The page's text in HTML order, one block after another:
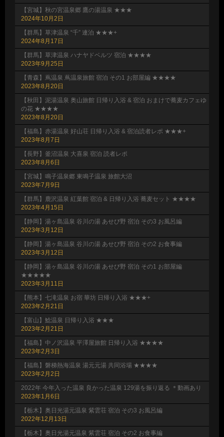
【宮城】秋の宮温泉郷 鷹の湯温泉 ★★★
2024年10月2日
【群馬】草津温泉 “千” 連泊 ★★★+
2024年8月17日
【群馬】草津温泉 ハナヤドベルツ 宿泊 ★★★★
2023年9月25日
【青森】蔦温泉 蔦温泉旅館 宿泊 その1 お部屋編 ★★★★
2023年8月20日
【秋田】泥湯温泉 奥山旅館 日帰り入浴 & 宿泊 おまけで蕎麦カフェゆ
の花 ★★★★
2023年8月20日
【福島】赤湯温泉 好山荘 日帰り入浴 & 宿泊読者レポ ★★★+
2023年8月7日
【長野】釜沼温泉 大喜泉 宿泊 読者レポ
2023年8月6日
【宮城】鳴子温泉郷 東鳴子温泉 旅館大沼
2023年7月9日
【群馬】鹿沢温泉 紅葉館 宿泊 & 日帰り入浴 蕎麦セット ★★★★
2023年4月15日
【静岡】湯ヶ島温泉 谷川の湯 あせび野 宿泊 その3 お風呂編
2023年3月12日
【静岡】湯ヶ島温泉 谷川の湯 あせび野 宿泊 その2 お食事編
2023年3月12日
【静岡】湯ヶ島温泉 谷川の湯 あせび野 宿泊 その1 お部屋編
★★★★★
2023年3月11日
【熊本】七滝温泉 お宿 華坊 日帰り入浴 ★★★+
2023年2月21日
【富山】鯰温泉 日帰り入浴 ★★★
2023年2月21日
【福島】中ノ沢温泉 平澤屋旅館 日帰り入浴 ★★★★
2023年2月3日
【福島】磐梯熱海温泉 湯元元湯 共同浴場 ★★★★
2023年2月2日
2022年 今年入った温泉 良かった温泉 129湯を振り返る ＊動画あり
2023年1月6日
【栃木】奥日光湯元温泉 紫雲荘 宿泊 その3 お風呂編
2022年12月13日
【栃木】奥日光湯元温泉 紫雲荘 宿泊 その2 お食事編